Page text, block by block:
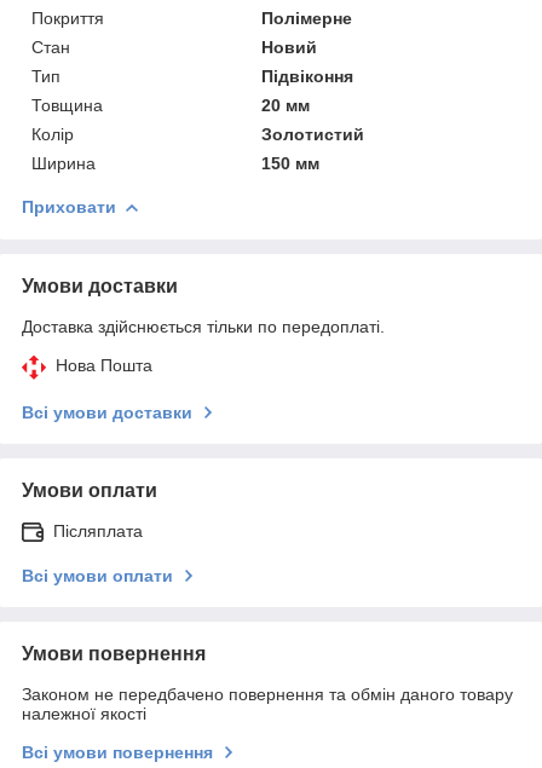
Покриття
Полімерне
Стан
Новий
Тип
Підвіконня
Товщина
20 мм
Колір
Золотистий
Ширина
150 мм
Приховати
Умови доставки
Доставка здійснюється тільки по передоплаті.
Нова Пошта
Всі умови доставки
Умови оплати
Післяплата
Всі умови оплати
Умови повернення
Законом не передбачено повернення та обмін даного товару
належної якості
Всі умови повернення